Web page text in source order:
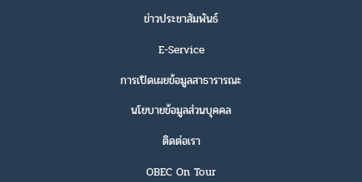
ข่าวประชาสัมพันธ์
E-Service
การเปิดเผยข้อมูลสาธารารณะ
นโยบายข้อมูลส่วนบุคคล
ติดต่อเรา
OBEC On Tour